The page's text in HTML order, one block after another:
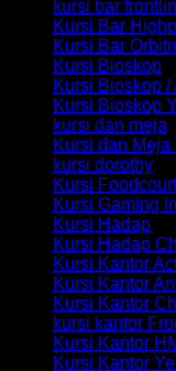
kursi bar
Kursi Bar
Kursi Bar
Kursi Bioskop
Kursi Bioskop /
Kursi Bioskop
kursi dan meja
Kursi dan Meja
kursi dorothy
Kursi Foodcourt
Kursi Gaming
Kursi Hadap
Kursi Hadap
Kursi Kantor
Kursi Kantor
Kursi Kantor
kursi kantor
Kursi Kantor
Kursi Kantor